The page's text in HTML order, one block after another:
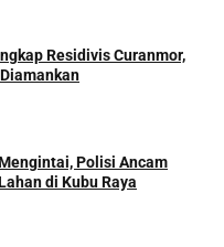
Residivis Curanmor,
Polisi Ancam
di Kubu Raya